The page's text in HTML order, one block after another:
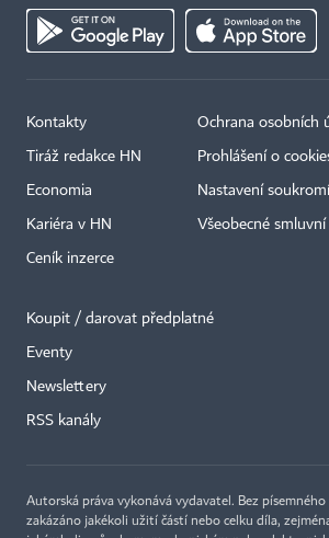
Kontakty
Tiráž redakce HN
Economia
Kariéra v HN
Ceník inzerce
Ochrana osobních
Prohlášení o
Nastavení soukromí
Všeobecné
Koupit / darovat předplatné
Eventy
Newslettery
RSS kanály
Autorská práva vykonává vydavatel. Bez
zakázáno jakékoli užití částí nebo celku díla,